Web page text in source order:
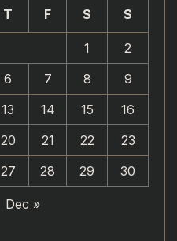
T F S S
1
2
6 7 8
9
13 14 15
16
20 21 22
23
27 28 29 30
Dec »